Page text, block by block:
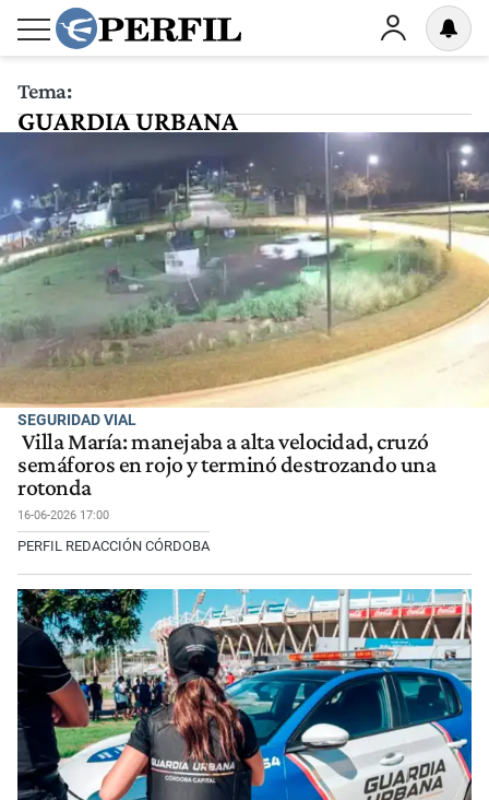
Tema:
GUARDIA URBANA
SEGURIDAD VIAL
Villa María: manejaba a alta velocidad, cruzó
semáforos en rojo y terminó destrozando una
rotonda
16-06-2026 17:00
PERFIL REDACCIÓN CÓRDOBA